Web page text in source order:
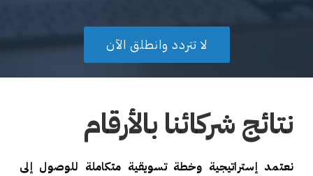
لا تتردد وانطلق الآن
نتائج شركائنا بالأرقام
نعتمد إستراتيجية وخطة تسويقية متكاملة للوصول إلى